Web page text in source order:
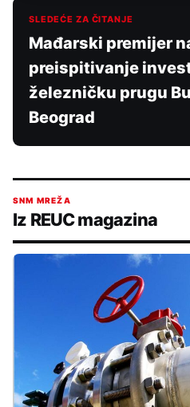
SLEDEĆE ZA ČITANJE
Mađarski premijer
preispitivanje
železničku prugu
Beograd
SNM MREŽA
Iz REUC magazina